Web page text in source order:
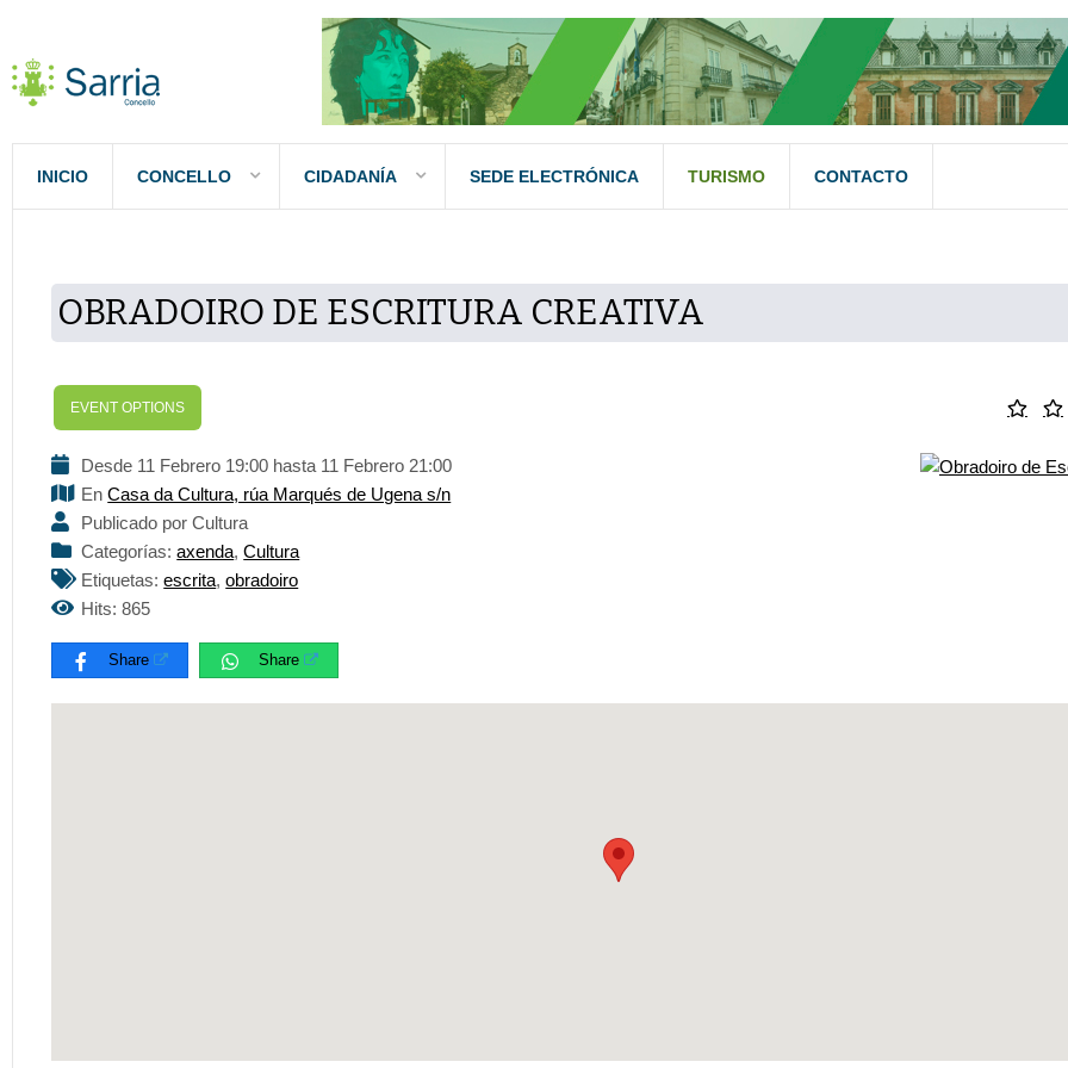
INICIO CONCELLO CIDADANÍA SEDE ELECTRÓNICA TURISMO CONTACTO
OBRADOIRO DE ESCRITURA CREATIVA
EVENT OPTIONS
Desde 11 Febrero 19:00 hasta 11 Febrero 21:00
EnCasa da Cultura, rúa Marqués de Ugena s/n
Publicado por Cultura
Categorías:axenda,Cultura
Etiquetas:escrita,obradoiro
Hits: 865
Share Share